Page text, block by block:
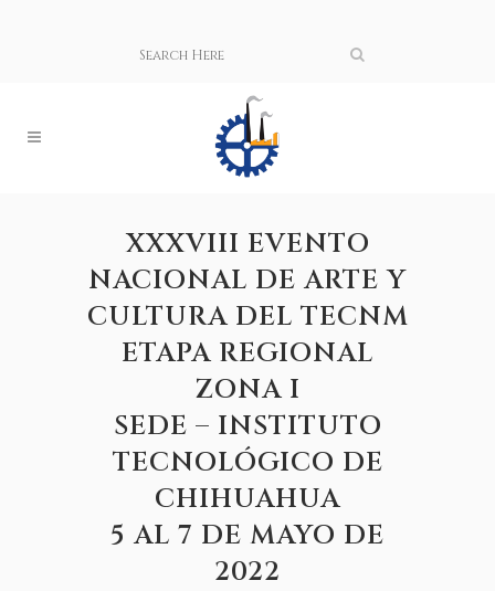
XXXVIII EVENTO
NACIONAL DE ARTE Y
CULTURA DEL TECNM
ETAPA REGIONAL
ZONA I
SEDE – INSTITUTO
TECNOLÓGICO DE
CHIHUAHUA
5 AL 7 DE MAYO DE
2022